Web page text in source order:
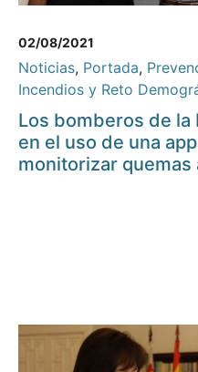
02/08/2021
Noticias, Portada,
Incendios y Reto
Los bomberos de la
en el uso de una
monitorizar quemas